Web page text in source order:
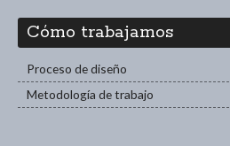
Cómo trabajamos
Proceso de diseño
Metodología de trabajo